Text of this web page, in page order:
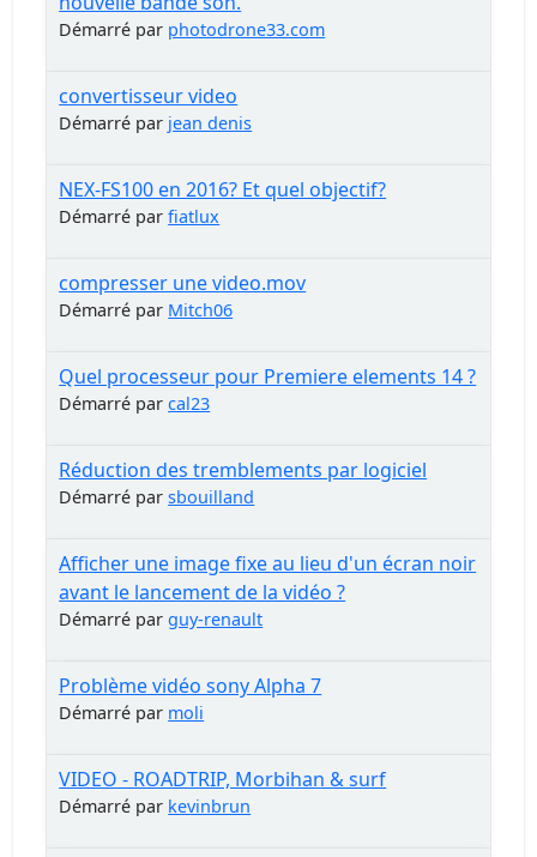
Démarré par photodrone33.com
convertisseur video
Démarré par jean denis
NEX-FS100 en 2016? Et quel objectif?
Démarré parfiatlux
compresser une video.mov
Démarré par Mitch06
Quel processeur pour Premiere elements 14 ?
Démarré parcal23
Réduction des tremblements par logiciel
Démarré parsbouilland
Afficher une image fixe au lieu d'un écran noir
avant le lancement de la vidéo ?
Démarré parguy-renault
Problème vidéo sony Alpha 7
Démarré par moli
VIDEO - ROADTRIP, Morbihan & surf
Démarré par kevinbrun